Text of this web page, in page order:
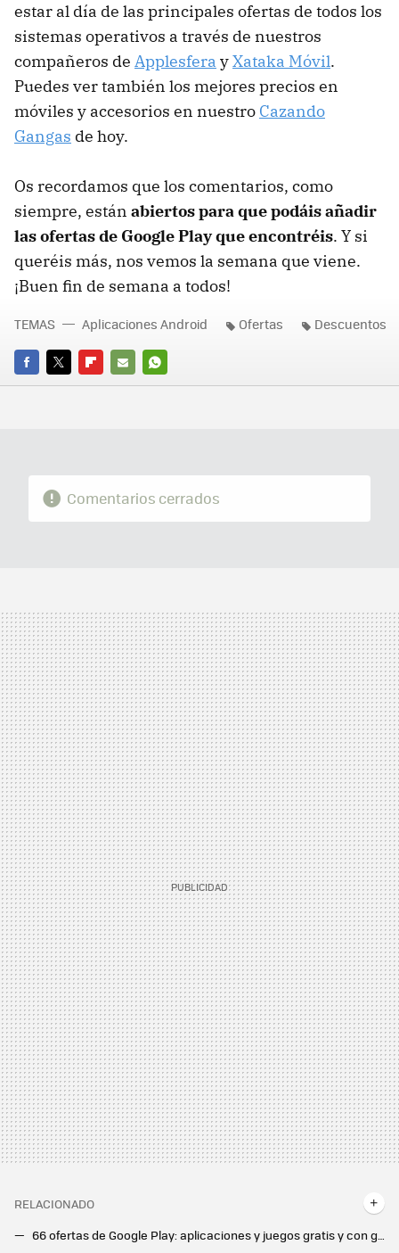
estar al día de las principales ofertas de todos los
sistemas operativos a través de nuestros
compañeros de Applesfera yXataka Móvil.
Puedes ver también los mejores precios en
móviles y accesorios en nuestro Cazando
Gangas de hoy.
Os recordamos que los comentarios, como
siempre, están abiertos para que podáis añadir
las ofertas de Google Play que encontréis. Y si
queréis más, nos vemos la semana que viene.
¡Buen fin de semana a todos!
FACEBOOK
TWITTERFLIPBOARD
E-
WHATSAPP
TEMAS Aplicaciones Android Ofertas Descuentos
Comentarios cerrados
RELACIONADO